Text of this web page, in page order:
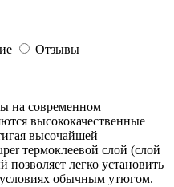
Отзывы
на современном
высококачественные
высочайшей
термоклеевой слой (слой
позволяет легко установить
обычным утюгом.